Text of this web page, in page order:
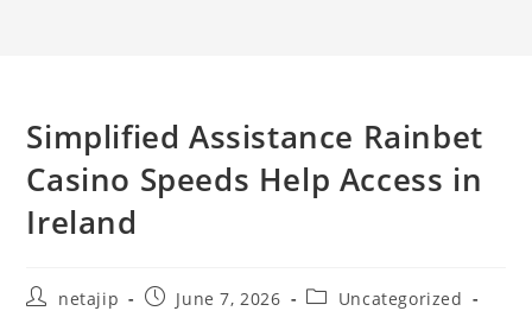
Simplified Assistance Rainbet
Casino Speeds Help Access in
Ireland
netajip June 7, 2026
Uncategorized